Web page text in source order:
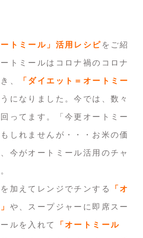
ートミール」活用レシピ をご紹
トミールはコロナ禍のコロナ
、 「ダイエット＝オートミー
になりました。今では、数々
ってます。「今更オートミー
しれませんが・・・お米の価
今がオートミール活用のチャ
加えてレンジでチンする 「オ
や、スープジャーに即席スー
ルを入れて 「オートミール